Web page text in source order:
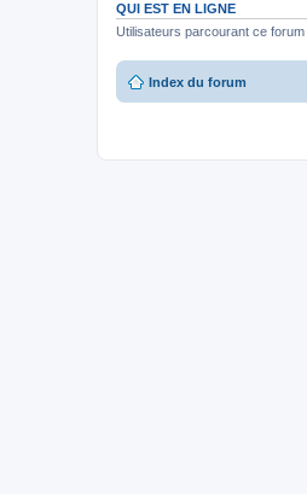
QUI EST EN LIGNE
Utilisateurs parcourant ce
Index du forum